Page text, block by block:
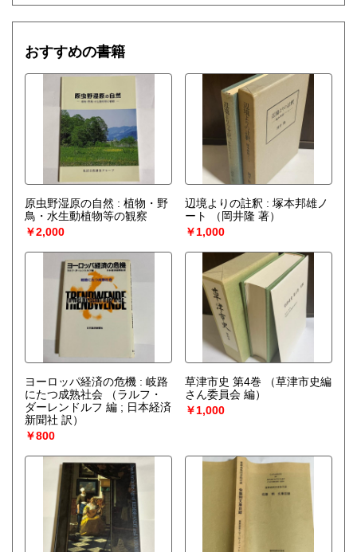
おすすめの書籍
原虫野湿原の自然 : 植物・野
鳥・水生動植物等の観察
￥2,000
辺境よりの註釈 : 塚本邦雄ノ
ート
（岡井隆 著）
￥1,000
ヨーロッパ経済の危機 : 岐路
にたつ成熟社会
（ラルフ・
ダーレンドルフ 編 ; 日本経済
新聞社 訳）
￥800
草津市史 第4巻
（草津市史編
さん委員会 編）
￥1,000